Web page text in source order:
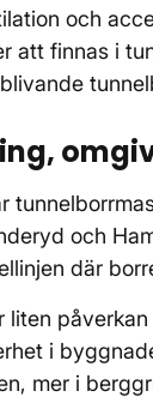
och
att finnas i
och
där
liten
i
mer i